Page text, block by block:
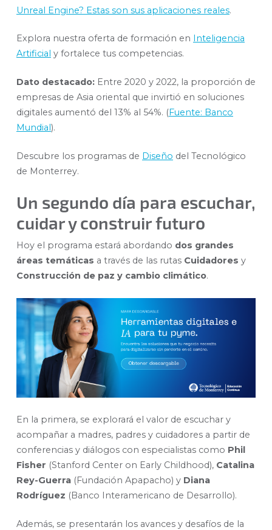
Unreal Engine? Estas son sus aplicaciones reales.
Explora nuestra oferta de formación en
Inteligencia
Artificial y fortalece tus competencias.
Dato destacado: Entre 2020 y 2022, la proporción de
empresas de Asia oriental que invirtió en soluciones
digitales aumentó del 13% al 54%. (Fuente: Banco
Mundial).
Descubre los programas de Diseño del Tecnológico
de Monterrey.
Un segundo día para escuchar,
cuidar y construir futuro
Hoy el programa estará abordando dos grandes
áreas temáticas a través de las rutas Cuidadores y
Construcción de paz y cambio climático.
En la primera, se explorará el valor de escuchar y
acompañar a madres, padres y cuidadores a partir de
conferencias y diálogos con especialistas como Phil
Fisher (Stanford Center on Early Childhood), Catalina
Rey-Guerra (Fundación Apapacho) y Diana
Rodríguez (Banco Interamericano de Desarrollo).
Además, se presentarán los avances y desafíos de la